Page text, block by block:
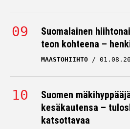
Suomalainen
teon kohteena –
MAASTOHIIHTO
Suomen
kesäkautensa –
katsottavaa